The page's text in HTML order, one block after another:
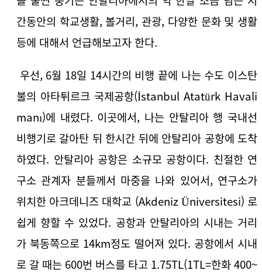
간동안의 학교생활, 볼거리, 관광, 다양한 문화 및 생활
등에 대해서 언급해보고자 한다.
우선, 6월 18일 14시간의 비행 끝에 나는 수도 이스탄
불의 아타튀르크 국제공항(İstanbul Atatürk Havali
manı)에 내렸다. 이곳에서, 나는 안탈리아 행 국내선
비행기로 갈아탄 뒤 한시간 뒤에 안탈리아 공항에 도착
하였다. 안탈리아 공항은 소규모 공항이다. 친절한 연
구소 관계자 분들께서 마중을 나와 있어서, 연구소가
위치한 아크데니즈 대학교 (Akdeniz Üniversitesi) 로
쉽게 향할 수 있었다. 공항과 안탈리아의 시내는 거리
가 북동쪽으로 14km정도 떨어져 있다. 공항에서 시내
로 갈 때는 600번 버스를 타고 1.75TL(1TL=한화 400~